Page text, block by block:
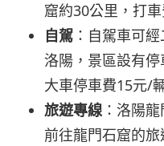
窟約30公里，打
自駕 ：自駕車可
洛陽，景區設有
大車停車費15元/
旅遊專線：洛陽
前往龍門石窟的